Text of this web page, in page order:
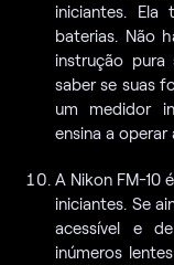
iniciantes.
baterias. Não
instrução
saber se suas
um medidor
ensina a
A Nikon FM-10
iniciantes. Se
acessível e
inúmeros